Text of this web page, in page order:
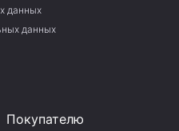
данных
данных
Покупателю